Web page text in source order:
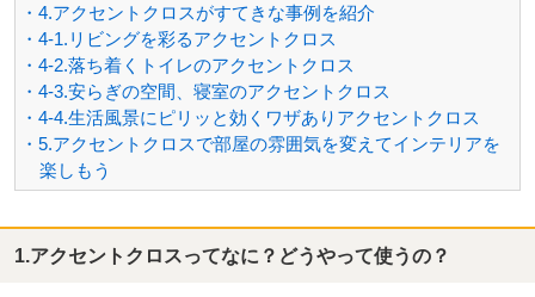
・4.アクセントクロスがすてきな事例を紹介
・4-1.リビングを彩るアクセントクロス
・4-2.落ち着くトイレのアクセントクロス
・4-3.安らぎの空間、寝室のアクセントクロス
・4-4.生活風景にピリッと効くワザありアクセントクロス
・5.アクセントクロスで部屋の雰囲気を変えてインテリアを
楽しもう
1.アクセントクロスってなに？どうやって使うの？